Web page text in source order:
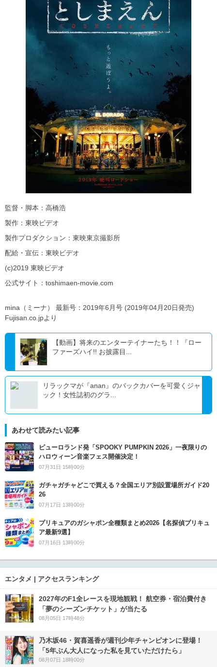
監督・脚本：高橋浩
製作：東映ビデオ
製作プロダクション：東映東京撮影所
配給・宣伝：東映ビデオ
(c)2019 東映ビデオ
公式サイト：toshimaen-movie.com
mina（ミーナ） 最新号：2019年6月号 (2019年04月20日発売)
Fujisan.co.jpより
【動画】将来のエンターテイナーたち！！『ロー
ファーズハイ!! お披露目...
リラックマが『anan』のバックカバーを可愛くジャ
ック！女性誌初のグラ...
あわせて読みたい記事
ピューロランド発「SPOOKY PUMPKIN 2026」一夜限りの
ハロウィーン音楽フェス開催決定！
07月31日 15時00分
ガチャガチャどこで買える？全国エリア別設置場所ガイド20
26
07月17日 13時00分
プリキュアのガシャポン全種類まとめ2026【名探偵プリキュ
ア最新9選】
07月16日 13時00分
エンタメ | アクセスランキング
2027年のF1全レースを現地観戦！ 航空券・宿泊費付き
「夢のシーズンチケット」が当たる
08月05日 17時48分
乃木坂46・賀喜遥香が週刊少年チャンピオンに登場！
「5年ぶん大人になった私を見ていただけたら」
08月07日 18時00分